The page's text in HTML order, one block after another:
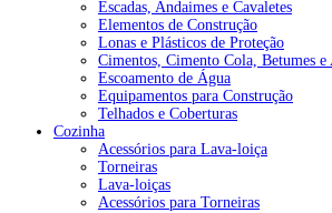
Escadas, Andaimes e Cavaletes
Elementos de Construção
Lonas e Plásticos de Proteção
Cimentos, Cimento Cola, Betumes e
Escoamento de Água
Equipamentos para Construção
Telhados e Coberturas
Cozinha
Acessórios para Lava-loiça
Torneiras
Lava-loiças
Acessórios para Torneiras